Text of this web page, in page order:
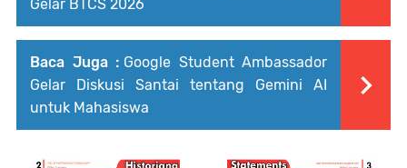
Gelar BTCS 2026
Baca Juga : Google Student Ambassador
Gelar Diskusi Santai tentang Gemini AI
untuk Mahasiswa